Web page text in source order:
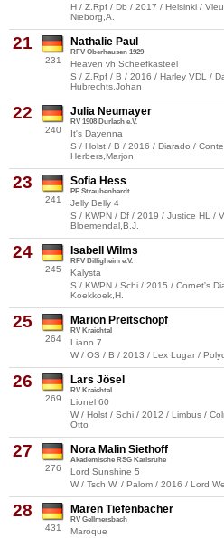
H / Z.Rpf / Db / 2017 / Helsinki /
Nieborg,A.
21
231
Nathalie Paul
RFV Oberhausen 1929
Heaven vh Scheefkasteel
S / Z.Rpf / B / 2016 / Harley VDL /
Hubrechts,Johan
22
240
Julia Neumayer
RV 1908 Durlach e.V.
It's Dayenna
S / Holst / B / 2016 / Diarado /
Herbers,Marjon,
23
241
Sofia Hess
PF Straubenhardt
Jelly Belly 4
S / KWPN / Df / 2019 / Justice HL /
Bloemendal,B.J.
24
245
Isabell Wilms
RFV Billigheim e.V.
Kalysta
S / KWPN / Schi / 2015 / Cornet's
Koekkoek,H.
25
264
Marion Preitschopf
RV Kraichtal
Liano 7
W / OS / B / 2013 / Lex Lugar /
26
269
Lars Jösel
RV Kraichtal
Lionel 60
W / Holst / Schi / 2012 / Limbus /
Otto
27
276
Nora Malin Siethoff
Akademische RSG Karlsruhe
Lord Sunshine 5
W / Tsch.W. / Palom / 2016 / Lord
28
431
Maren Tiefenbacher
RV Gellmersbach
Maroque